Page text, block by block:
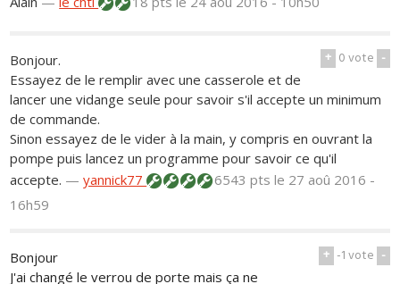
+ 0vote -
Bonjour.
Essayez de le remplir avec une casserole et de
lancer une vidange seule pour savoir s'il accepte un minimum
de commande.
Sinon essayez de le vider à la main, y compris en ouvrant la
pompe puis lancez un programme pour savoir ce qu'il
accepte. —yannick77 6543 ptsle 27 aoû 2016 -
16h59
+ -1vote -
Bonjour
J'ai changé le verrou de porte mais ça ne